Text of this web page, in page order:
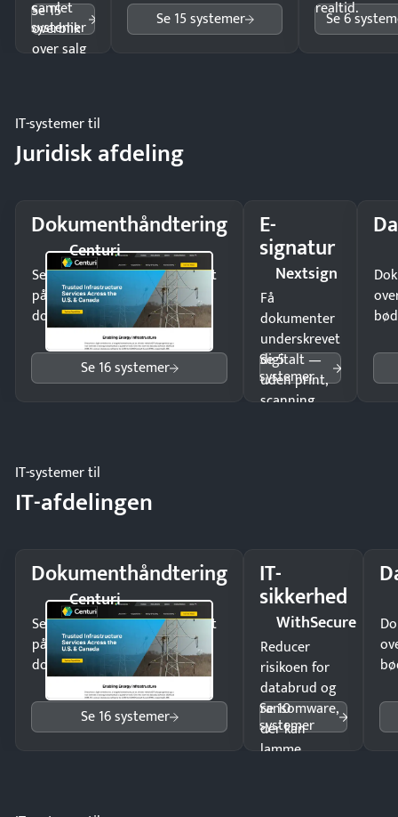
samlet
overblik
over salg
Se 15
systemer Se 15 systemer realtid.
Se 6
IT-systemer til
Juridisk afdeling
Dokumenthåndtering
Centuri
Send kontrakter til underskrift
på minutter og mist ingen
dokumenter.
Se 16 systemer
E-
signatur
Nextsign
Få
dokumenter
underskrevet
digitalt —
uden print,
scanning
Se 5
systemer
IT-systemer til
IT-afdelingen
Dokumenthåndtering
Centuri
Send kontrakter til underskrift
på minutter og mist ingen
dokumenter.
Se 16 systemer
IT-
sikkerhed
WithSecure
Reducer
risikoen for
databrud og
ransomware,
der kan
lamme
Se 10
systemer